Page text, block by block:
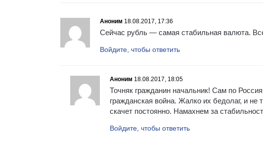
Аноним 18.08.2017, 17:36
Сейчас рубль — самая стабильная валюта.
Войдите, чтобы ответить
Аноним 18.08.2017, 18:05
Точняк гражданин начальник! Сам по
гражданская война. Жалко их бедолаг, и
скачет постоянно. Намахнем за
Войдите, чтобы ответить